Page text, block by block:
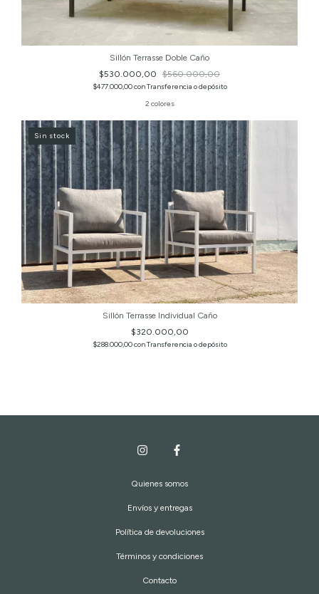
Sillón Terrasse Doble Caño
$530.000,00
$560.000,00
$477.000,00conTransferencia o depósito
2 colores
Sin stock
Sillón Terrasse Individual Caño
$320.000,00
$288.000,00conTransferencia o depósito
Quienes somos
Envíos y entregas
Política de devoluciones
Términos y condiciones
Contacto